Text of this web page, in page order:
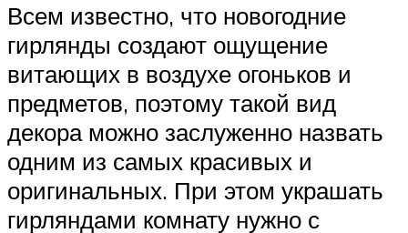
Всем известно, что новогодние
гирлянды создают ощущение
витающих в воздухе огоньков и
предметов, поэтому такой вид
декора можно заслуженно назвать
одним из самых красивых и
оригинальных. При этом украшать
гирляндами комнату нужно с